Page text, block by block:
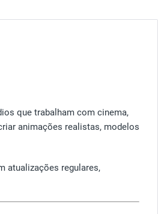
que trabalham com cinema,
animações realistas, modelos
atualizações regulares,